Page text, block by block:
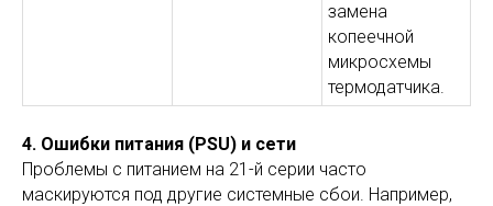
замена
копеечной
микросхемы
термодатчика.
4. Ошибки питания (PSU) и сети
Проблемы с питанием на 21-й серии часто
маскируются под другие системные сбои. Например,